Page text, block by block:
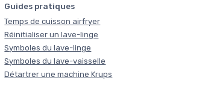
Guides pratiques
Temps de cuisson airfryer
Réinitialiser un lave-linge
Symboles du lave-linge
Symboles du lave-vaisselle
Détartrer une machine Krups